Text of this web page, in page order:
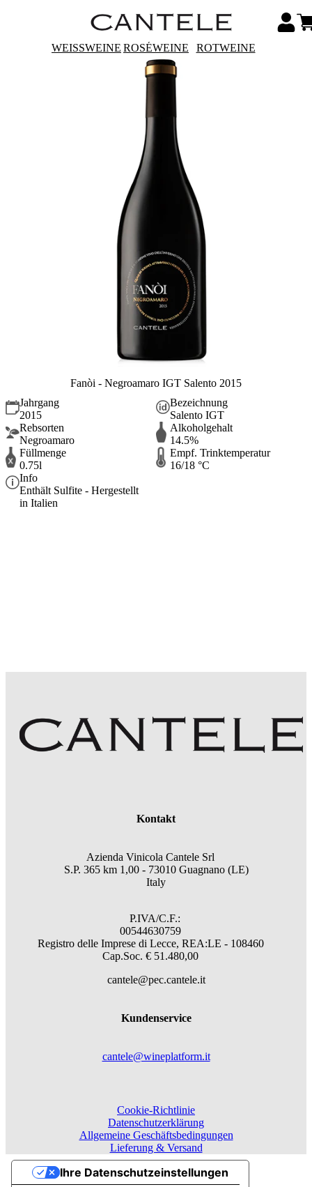
WEISSWEINE ROSÉWEINE ROTWEINE
Fanòi - Negroamaro IGT Salento 2015
Jahrgang
2015
Bezeichnung
Salento IGT
Rebsorten
Negroamaro
Alkoholgehalt
14.5%
Füllmenge
0.75l
Empf. Trinktemperatur
16/18 °C
Info
Enthält Sulfite - Hergestellt
in Italien
Kontakt
Azienda Vinicola Cantele Srl
S.P. 365 km 1,00 - 73010 Guagnano (LE)
Italy
P.IVA/C.F.:
00544630759
Registro delle Imprese di Lecce, REA:LE - 108460
Cap.Soc. € 51.480,00
cantele@pec.cantele.it
Kundenservice
cantele@wineplatform.it
Cookie-Richtlinie
Datenschutzerklärung
Allgemeine Geschäftsbedingungen
Lieferung & Versand
Ihre Datenschutzeinstellungen